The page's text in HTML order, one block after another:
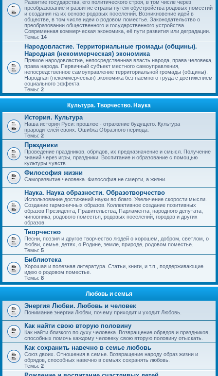
Развитие государства, его политического строя, в том числе через
преобразование и развитие страны путём обустройства родовых поместий
и создания на их основе родовых поселений. Возникновение идей в
обществе, в том числе идеи о родовом поместье. Законодательство о
преобразовании общественного и государственного устройства.
Современная коммерческая экономика, её пути развития или деградации.
Темы: 14
Народовластие. Территориальные громады (общины).
Народная (некоммерческая) экономика
Прямое народовластие, непосредственная власть народа, права человека,
права народа. Первичный субъект местного самоуправления,
непосредственное самоуправление территориальной громады (общины).
Народная (некоммерческая) экономика без наёмного труда с достижением
социального эффекта
Темы: 2
Культура. Творчество. Наука
История. Культура
Наша история Руси: прошлое - отражение будущего. Культура
прародителей своих. Ошибка Образного периода.
Темы: 2
Праздники
Проведение праздников, обрядов, их предназначение и смысл. Получение
знаний через игры, праздники. Воспитание и образование с помощью
культуры чувств
Философия жизни
Саморазвитие человека. Философия не смерти, а жизни.
Наука. Наука образности. Образотворчество
Использование достижений науки во благо. Увеличение скорости мысли.
Создание гармоничных образов. Коллективное создание позитивных
образов Президента, Правительства, Парламента, народного депутата,
чиновника, родового поместья, родовых поселений, городов и других
образов.
Творчество
Песни, поэзия и другое творчество людей о хорошем, добром, светлом, о
любви, семье, детях, о Родине, земле, природе, родовом поместье.
Темы: 5
Библиотека
Хорошая и полезная литература. Статьи, книги, и т.п., поддерживающие
идею о родовом поместье.
Темы: 8
Любовь и семья
Энергия Любви. Любовь и человек
Понимание энергии Любви, почему приходит и уходит Любовь.
Как найти свою вторую половину
Как найти близкого по духу человека. Возвращение обрядов и праздников,
способных помочь каждому человеку свою вторую половину отыскать.
Как сохранить навечно в семье любовь
Союз двоих. Отношения в семье. Возвращение народу образ жизни и
обрядов, способных навечно в семьях сохранять любовь.
Темы: 2